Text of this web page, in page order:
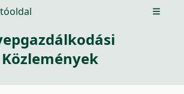
Open
Közlemények